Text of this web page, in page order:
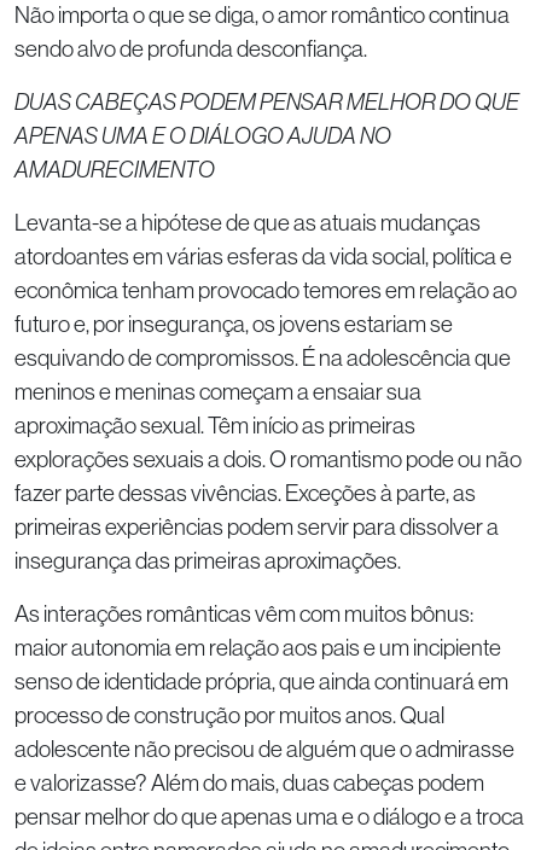
Não importa o que se diga, o amor romântico continua
sendo alvo de profunda desconfiança.
DUAS CABEÇAS PODEM PENSAR MELHOR DO QUE
APENAS UMA E O DIÁLOGO AJUDA NO
AMADURECIMENTO
Levanta-se a hipótese de que as atuais mudanças
atordoantes em várias esferas da vida social, política e
econômica tenham provocado temores em relação ao
futuro e, por insegurança, os jovens estariam se
esquivando de compromissos. É na adolescência que
meninos e meninas começam a ensaiar sua
aproximação sexual. Têm início as primeiras
explorações sexuais a dois. O romantismo pode ou não
fazer parte dessas vivências. Exceções à parte, as
primeiras experiências podem servir para dissolver a
insegurança das primeiras aproximações.
As interações românticas vêm com muitos bônus:
maior autonomia em relação aos pais e um incipiente
senso de identidade própria, que ainda continuará em
processo de construção por muitos anos. Qual
adolescente não precisou de alguém que o admirasse
e valorizasse? Além do mais, duas cabeças podem
pensar melhor do que apenas uma e o diálogo e a troca